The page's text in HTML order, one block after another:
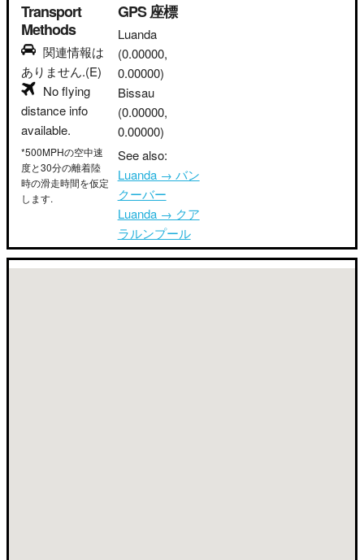
Transport
Methods
関連情報は
ありません.(E)
No flying
distance info
available.
*500MPHの空中速
度と30分の離着陸
時の滑走時間を仮定
します.
GPS 座標
Luanda
(0.00000,
0.00000)
Bissau
(0.00000,
0.00000)
See also:
Luanda → バン
クーバー
Luanda → クア
ラルンプール